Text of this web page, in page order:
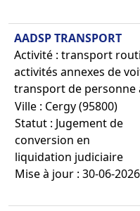
AADSP TRANSPORT
Activité : transport
activités annexes de
transport de personne
Ville : Cergy (95800)
Statut : Jugement de
conversion en
liquidation judiciaire
Mise à jour : 30-06-2026